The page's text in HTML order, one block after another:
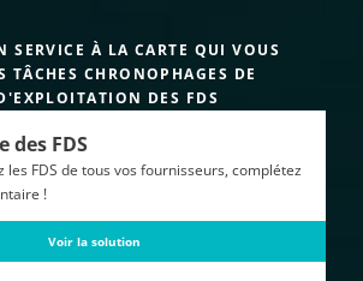
SERVICE À LA CARTE QUI VOUS
TÂCHES CHRONOPHAGES DE
DES FDS
des FDS
les FDS de tous vos fournisseurs, complétez
!
Voir la solution